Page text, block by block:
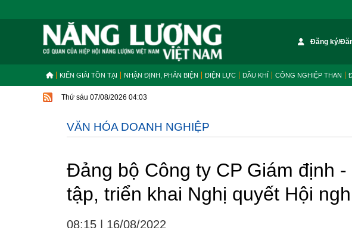
Đăng ký/
KIẾN GIẢI TỒN TẠI NHẬN ĐỊNH, PHẢN BIỆN ĐIỆN LỰC DẦU KHÍ CÔNG NGHIỆP THAN
Thứ sáu 07/08/2026 04:03
VĂN HÓA DOANH NGHIỆP
Đảng bộ Công ty CP Giám định -
tập, triển khai Nghị quyết Hội
08:15 16/08/2022